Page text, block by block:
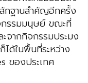
กฐานสำคัญอีกครั้ง
กรรมมนุษย์ ขณะที่
จากกิจกรรมประมง
ได้ในพื้นที่ระหว่าง
ของประเทศ